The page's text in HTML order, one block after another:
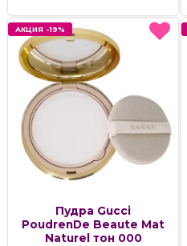
АКЦИЯ -19%
Пудра Gucci
PoudrenDe Beaute Mat
Naturel тон 000
АКЦИЯ -19%